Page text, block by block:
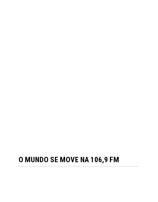
O MUNDO SE MOVE NA 106,9 FM